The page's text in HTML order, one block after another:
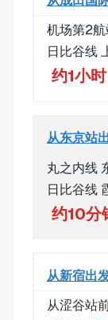
机场第2
日比谷线
约1小时
从东京站
丸之内线
日比谷线
约10分
从新宿出
从涩谷站